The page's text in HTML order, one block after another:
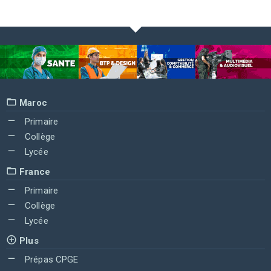
Maroc
Primaire
Collège
Lycée
France
Primaire
Collège
Lycée
Plus
Prépas CPGE